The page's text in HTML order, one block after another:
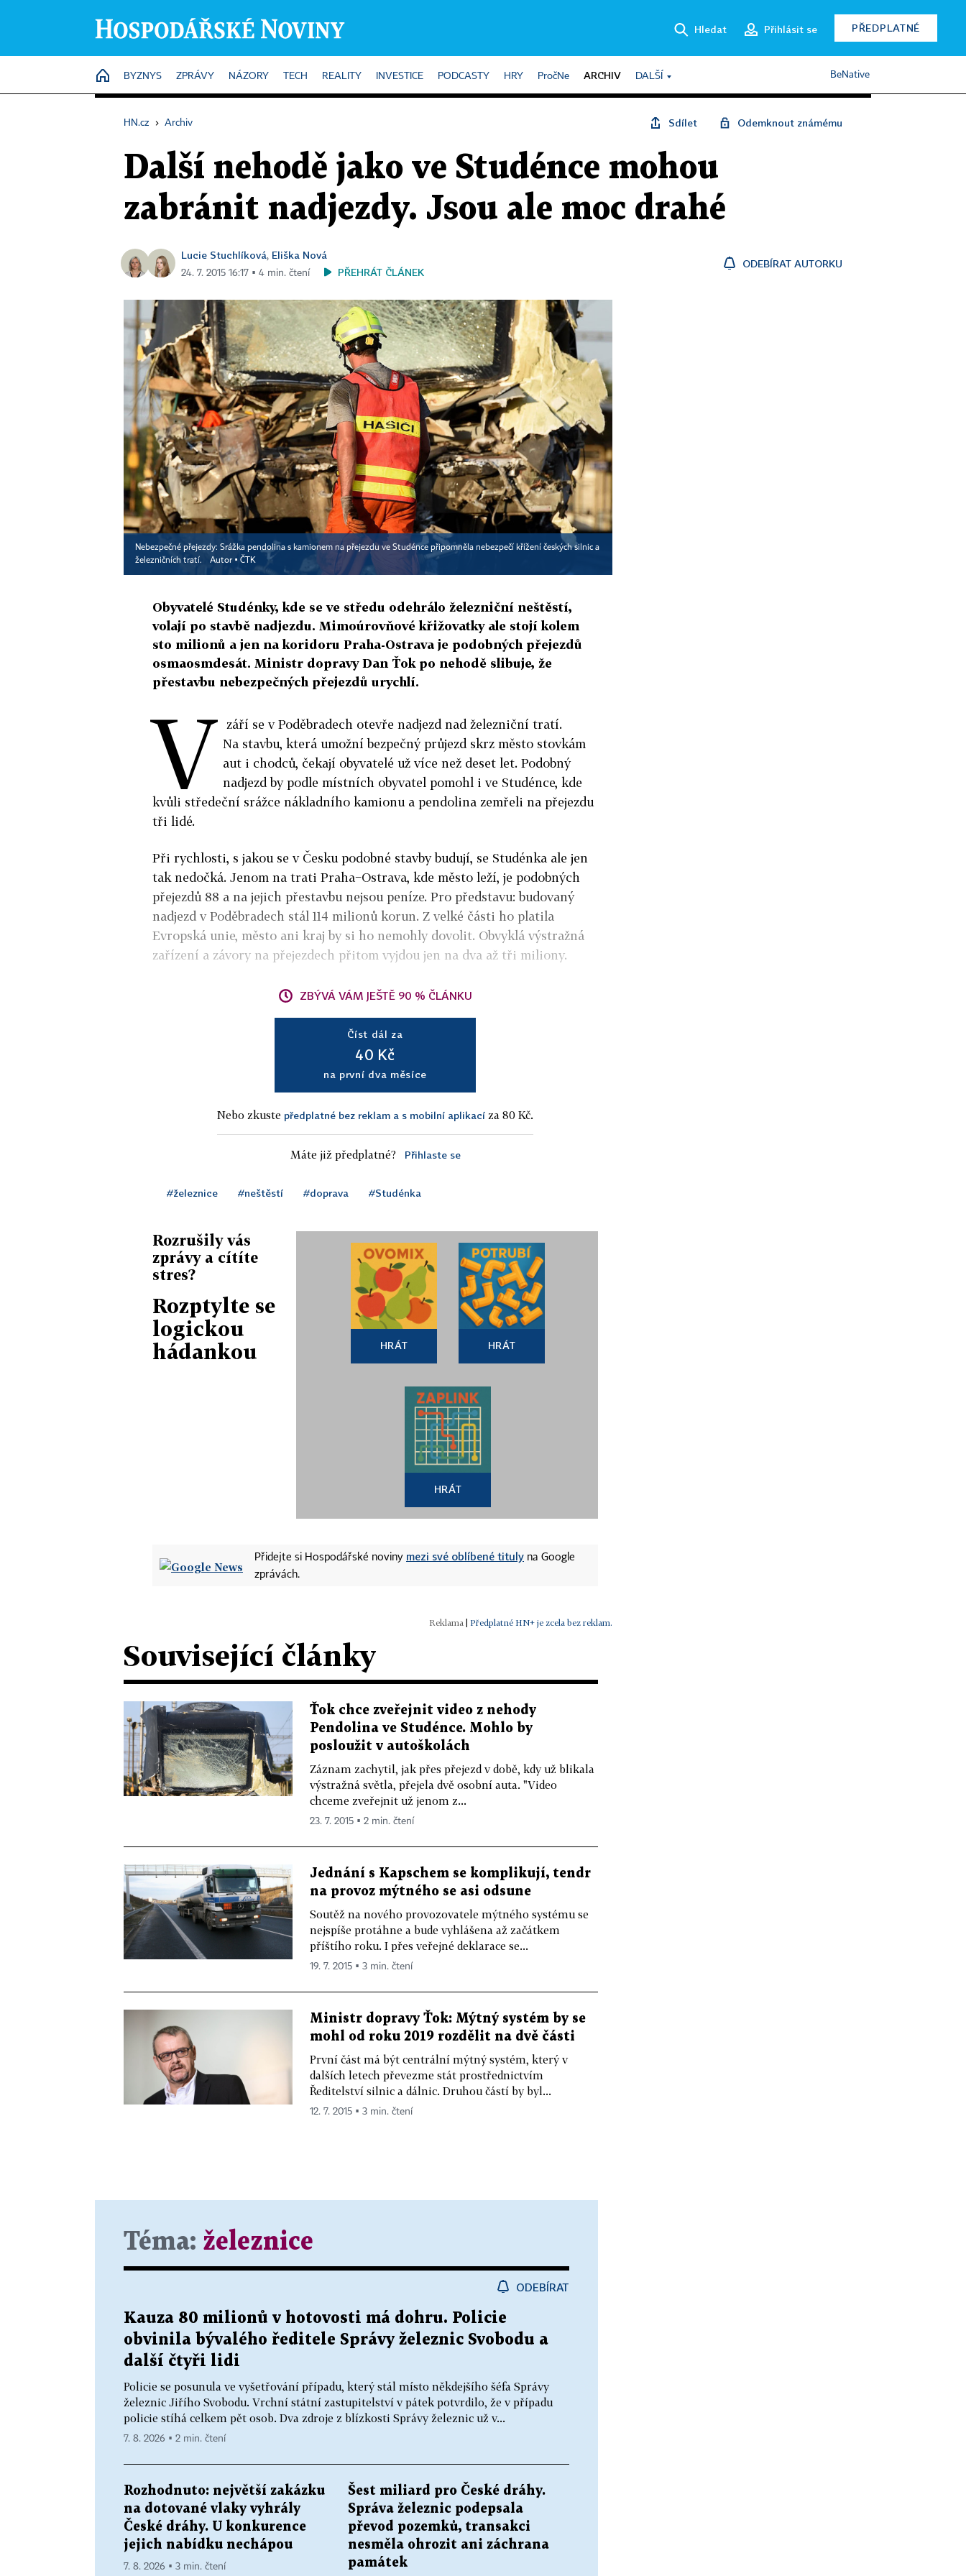
Hledat Přihlásit se PŘEDPLATNÉ
HOME
BYZNYS ZPRÁVY NÁZORY TECH REALITY INVESTICE PODCASTY HRY PročNe ARCHIV DALŠÍ BeNative
HN.cz › Archiv Sdílet Odemknout známému
Další nehodě jako ve Studénce mohou
zabránit nadjezdy. Jsou ale moc drahé
Lucie Stuchlíková, Eliška Nová
24. 7. 2015 16:17 ▪ 4 min. čtení PŘEHRÁT ČLÁNEK
ODEBÍRAT AUTORKU
Nebezpečné přejezdy: Srážka pendolina s kamionem na přejezdu ve Studénce připomněla nebezpečí křížení českých silnic a
železničních tratí.
Autor ▪ ČTK
Obyvatelé Studénky, kde se ve středu odehrálo železniční neštěstí,
volají po stavbě nadjezdu. Mimoúrovňové křižovatky ale stojí kolem
sto milionů a jen na koridoru Praha-Ostrava je podobných přejezdů
osmaosmdesát. Ministr dopravy Dan Ťok po nehodě slibuje, že
přestavbu nebezpečných přejezdů urychlí.
V
září se v Poděbradech otevře nadjezd nad železniční tratí.
Na stavbu, která umožní bezpečný průjezd skrz město stovkám
aut i chodců, čekají obyvatelé už více než deset let. Podobný
nadjezd by podle místních obyvatel pomohl i ve Studénce, kde
kvůli středeční srážce nákladního kamionu a pendolina zemřeli na přejezdu
tři lidé.
Při rychlosti, s jakou se v Česku podobné stavby budují, se Studénka ale jen
tak nedočká. Jenom na trati Praha−Ostrava, kde město leží, je podobných
přejezdů 88 a na jejich přestavbu nejsou peníze. Pro představu: budovaný
nadjezd v Poděbradech stál 114 milionů korun. Z velké části ho platila
Evropská unie, město ani kraj by si ho nemohly dovolit. Obvyklá výstražná
zařízení a závory na přejezdech přitom vyjdou jen na dva až tři miliony.
ZBÝVÁ VÁM JEŠTĚ 90 % ČLÁNKU
Číst dál za
40 Kč
na první dva měsíce
Nebo zkuste předplatné bez reklam a s mobilní aplikací za 80 Kč.
Máte již předplatné? Přihlaste se
#železnice #neštěstí #doprava #Studénka
Rozrušily vás
zprávy a cítíte
stres?
Rozptylte se
logickou
hádankou
HRÁT HRÁT
HRÁT
Přidejte si Hospodářské noviny mezi své oblíbené tituly na Google
zprávách.
| Předplatné HN+ je zcela bez reklam.
Související články
Ťok chce zveřejnit video z nehody
Pendolina ve Studénce. Mohlo by
posloužit v autoškolách
Záznam zachytil, jak přes přejezd v době, kdy už blikala
výstražná světla, přejela dvě osobní auta. "Video
chceme zveřejnit už jenom z...
23. 7. 2015 ▪ 2 min. čtení
Jednání s Kapschem se komplikují, tendr
na provoz mýtného se asi odsune
Soutěž na nového provozovatele mýtného systému se
nejspíše protáhne a bude vyhlášena až začátkem
příštího roku. I přes veřejné deklarace se...
19. 7. 2015 ▪ 3 min. čtení
Ministr dopravy Ťok: Mýtný systém by se
mohl od roku 2019 rozdělit na dvě části
První část má být centrální mýtný systém, který v
dalších letech převezme stát prostřednictvím
Ředitelství silnic a dálnic. Druhou částí by byl...
12. 7. 2015 ▪ 3 min. čtení
Téma: železnice
ODEBÍRAT
Kauza 80 milionů v hotovosti má dohru. Policie
obvinila bývalého ředitele Správy železnic Svobodu a
další čtyři lidi
Policie se posunula ve vyšetřování případu, který stál místo někdejšího šéfa Správy
železnic Jiřího Svobodu. Vrchní státní zastupitelství v pátek potvrdilo, že v případu
policie stíhá celkem pět osob. Dva zdroje z blízkosti Správy železnic už v...
7. 8. 2026 ▪ 2 min. čtení
Rozhodnuto: největší zakázku
na dotované vlaky vyhrály
České dráhy. U konkurence
jejich nabídku nechápou
7. 8. 2026 ▪ 3 min. čtení
Šest miliard pro České dráhy.
Správa železnic podepsala
převod pozemků, transakci
nesměla ohrozit ani záchrana
památek